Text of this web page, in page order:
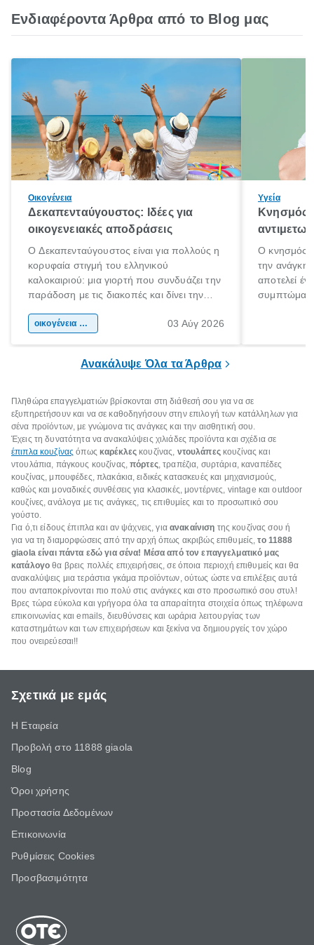
Ενδιαφέροντα Άρθρα από το Blog μας
Οικογένεια
Δεκαπενταύγουστος: Ιδέες για
οικογενειακές αποδράσεις
Ο Δεκαπενταύγουστος είναι για πολλούς η
κορυφαία στιγμή του ελληνικού
καλοκαιριού: μια γιορτή που συνδυάζει την
παράδοση με τις διακοπές και δίνει την
χώρας. Είτε πρόκειται για λίγες μέρες
οικογένεια & παιδί 03 Αύγ 2026
Υγεία
Κνησμός:
Ο κνησμός
την ανάγκη
αποτελεί
Ανακάλυψε Όλα τα Άρθρα
Πληθώρα επαγγελματιών βρίσκονται στη διάθεσή σου για να σε
εξυπηρετήσουν και να σε καθοδηγήσουν στην επιλογή των κατάλληλων για
σένα προϊόντων, με γνώμονα τις ανάγκες και την αισθητική σου.
Έχεις τη δυνατότητα να ανακαλύψεις χιλιάδες προϊόντα και σχέδια σε
έπιπλα κουζίνας όπως καρέκλες κουζίνας, ντουλάπεςκουζίνας και
ντουλάπια, πάγκους κουζίνας,πόρτες, τραπέζια, συρτάρια, καναπέδες
κουζίνας, μπουφέδες, πλακάκια, ειδικές κατασκευές και μηχανισμούς,
καθώς και μοναδικές συνθέσεις για κλασικές, μοντέρνες, vintage και outdoor
κουζίνες, ανάλογα με τις ανάγκες, τις επιθυμίες και το προσωπικό σου
γούστο.
Για ό,τι είδους έπιπλα και αν ψάχνεις, γιαανακαίνιση της κουζίνας σου ή
για να τη διαμορφώσεις από την αρχή όπως ακριβώς επιθυμείς,το 11888
giaola είναι πάντα εδώ για σένα! Μέσα από τον επαγγελματικό μας
κατάλογοθα βρεις πολλές επιχειρήσεις, σε όποια περιοχή επιθυμείς και θα
ανακαλύψεις μια τεράστια γκάμα προϊόντων, ούτως ώστε να επιλέξεις αυτά
που ανταποκρίνονται πιο πολύ στις ανάγκες και στο προσωπικό σου στυλ!
Βρες τώρα εύκολα και γρήγορα όλα τα απαραίτητα στοιχεία όπως τηλέφωνα
επικοινωνίας και emails, διευθύνσεις και ωράρια λειτουργίας των
καταστημάτων και των επιχειρήσεων και ξεκίνα να δημιουργείς τον χώρο
που ονειρεύεσαι!!
Σχετικά με εμάς
Η Εταιρεία
Προβολή στο 11888 giaola
Blog
Όροι χρήσης
Προστασία Δεδομένων
Επικοινωνία
Ρυθμίσεις Cookies
Προσβασιμότητα